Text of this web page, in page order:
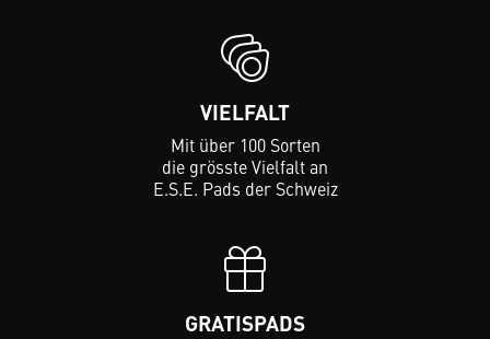
VIELFALT
Mit über 100 Sorten
die grösste Vielfalt an
E.S.E. Pads der Schweiz
GRATISPADS